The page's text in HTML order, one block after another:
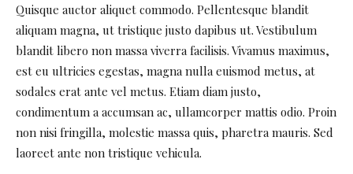
Quisque auctor aliquet commodo. Pellentesque blandit
aliquam magna, ut tristique justo dapibus ut. Vestibulum
blandit libero non massa viverra facilisis. Vivamus maximus,
est eu ultricies egestas, magna nulla euismod metus, at
sodales erat ante vel metus. Etiam diam justo,
condimentum a accumsan ac, ullamcorper mattis odio. Proin
non nisi fringilla, molestie massa quis, pharetra mauris. Sed
laoreet ante non tristique vehicula.